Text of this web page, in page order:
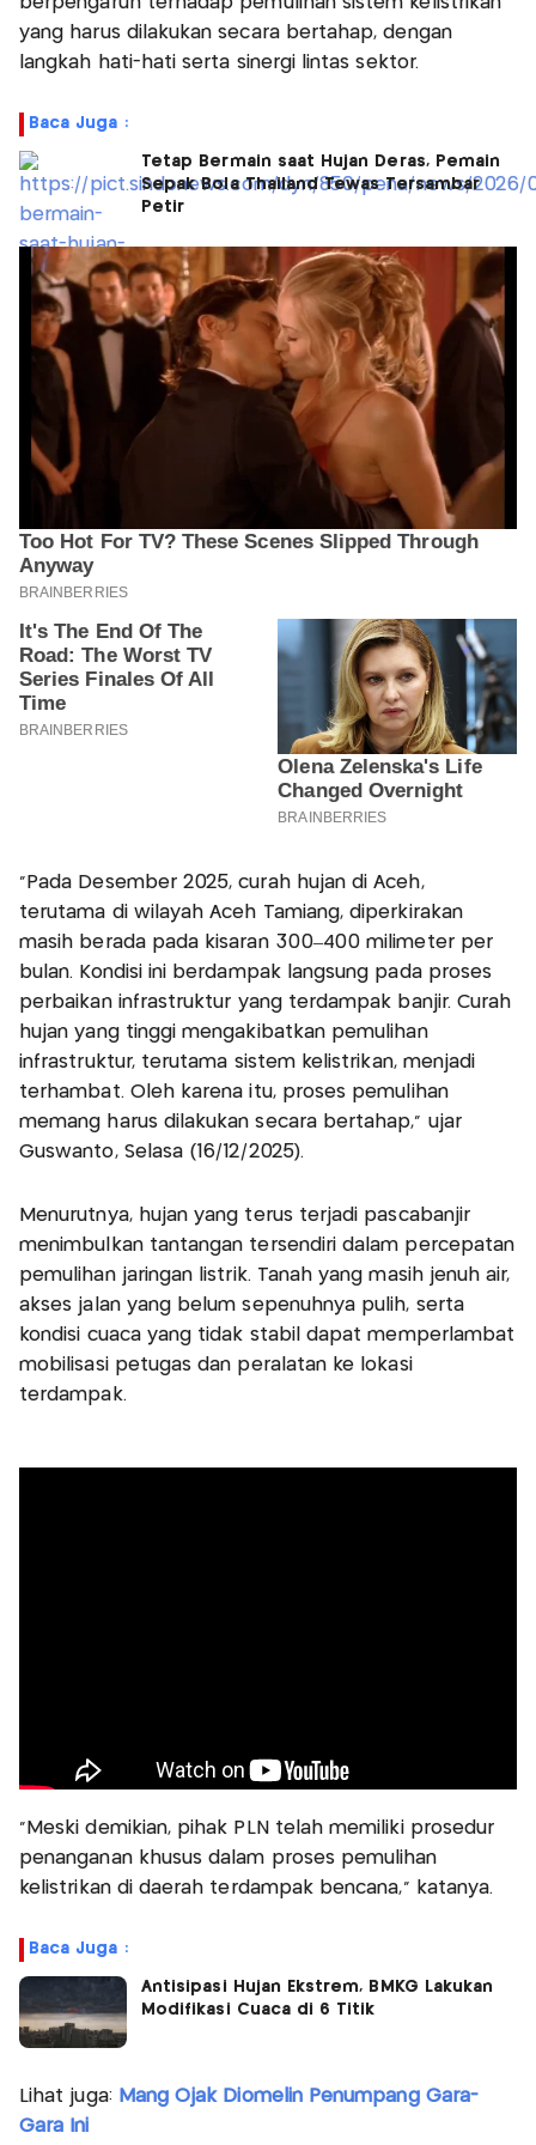
yang harus dilakukan secara bertahap, dengan
langkah hati-hati serta sinergi lintas sektor.
Baca Juga :
Tetap Bermain saat Hujan Deras, Pemain
Sepak Bola Thailand Tewas Tersambar
Petir
"Pada Desember 2025, curah hujan di Aceh,
terutama di wilayah Aceh Tamiang, diperkirakan
masih berada pada kisaran 300–400 milimeter per
bulan. Kondisi ini berdampak langsung pada proses
perbaikan infrastruktur yang terdampak banjir. Curah
hujan yang tinggi mengakibatkan pemulihan
infrastruktur, terutama sistem kelistrikan, menjadi
terhambat. Oleh karena itu, proses pemulihan
memang harus dilakukan secara bertahap," ujar
Guswanto, Selasa (16/12/2025).
Menurutnya, hujan yang terus terjadi pascabanjir
menimbulkan tantangan tersendiri dalam percepatan
pemulihan jaringan listrik. Tanah yang masih jenuh air,
akses jalan yang belum sepenuhnya pulih, serta
kondisi cuaca yang tidak stabil dapat memperlambat
mobilisasi petugas dan peralatan ke lokasi
terdampak.
"Meski demikian, pihak PLN telah memiliki prosedur
penanganan khusus dalam proses pemulihan
kelistrikan di daerah terdampak bencana," katanya.
Baca Juga :
Antisipasi Hujan Ekstrem, BMKG Lakukan
Modifikasi Cuaca di 6 Titik
Lihat juga: Mang Ojak Diomelin Penumpang Gara-
Gara Ini